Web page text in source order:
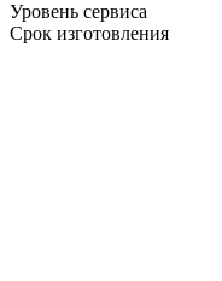
Уровень сервиса
Срок изготовления